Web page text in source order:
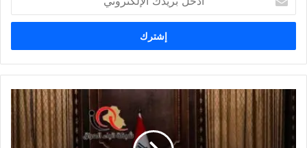
بريدك
الإلكتروني
رئيس
مجلس
الوزراء
السيد